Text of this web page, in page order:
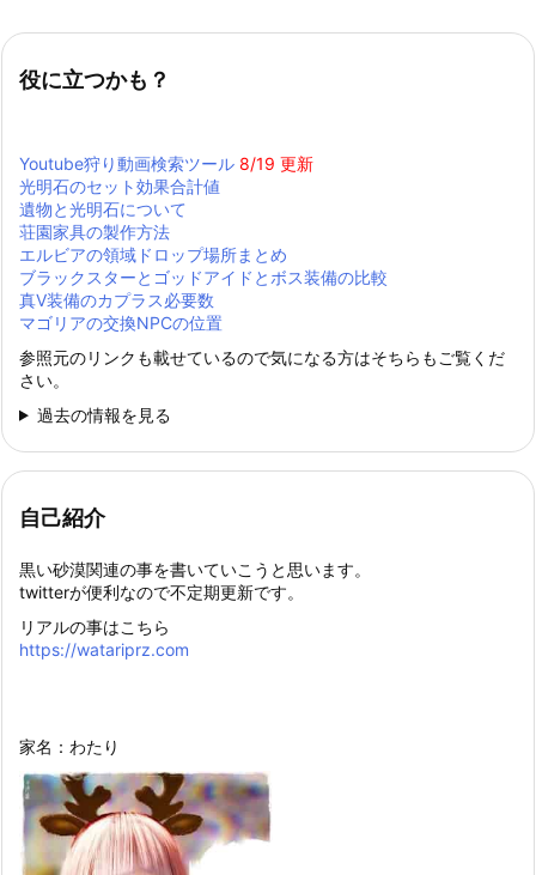
役に立つかも？
Youtube狩り動画検索ツール 8/19 更新
光明石のセット効果合計値
遺物と光明石について
荘園家具の製作方法
エルビアの領域ドロップ場所まとめ
ブラックスターとゴッドアイドとボス装備の比較
真Ⅴ装備のカプラス必要数
マゴリアの交換NPCの位置
参照元のリンクも載せているので気になる方はそちらもご覧くだ
さい。
過去の情報を見る
自己紹介
黒い砂漠関連の事を書いていこうと思います。
twitterが便利なので不定期更新です。
リアルの事はこちら
https://watariprz.com
家名：わたり